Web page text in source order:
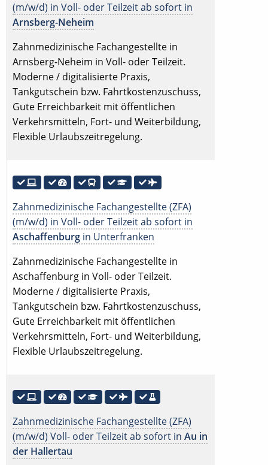
(m/w/d) in Voll- oder Teilzeit ab sofort in
Arnsberg-Neheim
Zahnmedizinische Fachangestellte in
Arnsberg-Neheim in Voll- oder Teilzeit.
Moderne / digitalisierte Praxis,
Tankgutschein bzw. Fahrtkostenzuschuss,
Gute Erreichbarkeit mit öffentlichen
Verkehrsmitteln, Fort- und Weiterbildung,
Flexible Urlaubszeitregelung.
Zahnmedizinische Fachangestellte (ZFA)
(m/w/d) in Voll- oder Teilzeit ab sofort in
Aschaffenburg in Unterfranken
Zahnmedizinische Fachangestellte in
Aschaffenburg in Voll- oder Teilzeit.
Moderne / digitalisierte Praxis,
Tankgutschein bzw. Fahrtkostenzuschuss,
Gute Erreichbarkeit mit öffentlichen
Verkehrsmitteln, Fort- und Weiterbildung,
Flexible Urlaubszeitregelung.
Zahnmedizinische Fachangestellte (ZFA)
(m/w/d) Voll- oder Teilzeit ab sofort in Au in
der Hallertau